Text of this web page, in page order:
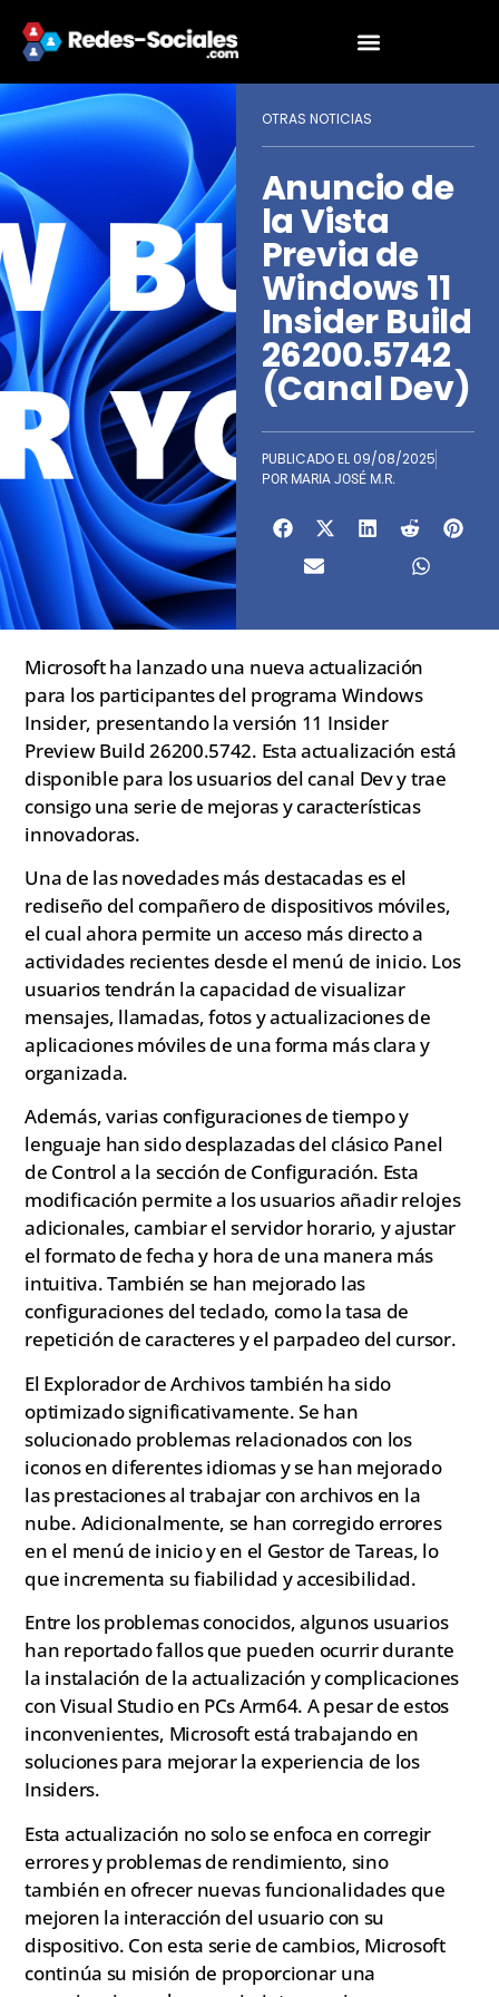
OTRAS NOTICIAS
Anuncio de
la Vista
Previa de
Windows 11
Insider Build
26200.5742
(Canal Dev)
PUBLICADO EL 09/08/2025
POR MARIA JOSÉ M.R.
Microsoft ha lanzado una nueva actualización
para los participantes del programa Windows
Insider, presentando la versión 11 Insider
Preview Build 26200.5742. Esta actualización está
disponible para los usuarios del canal Dev y trae
consigo una serie de mejoras y características
innovadoras.
Una de las novedades más destacadas es el
rediseño del compañero de dispositivos móviles,
el cual ahora permite un acceso más directo a
actividades recientes desde el menú de inicio. Los
usuarios tendrán la capacidad de visualizar
mensajes, llamadas, fotos y actualizaciones de
aplicaciones móviles de una forma más clara y
organizada.
Además, varias configuraciones de tiempo y
lenguaje han sido desplazadas del clásico Panel
de Control a la sección de Configuración. Esta
modificación permite a los usuarios añadir relojes
adicionales, cambiar el servidor horario, y ajustar
el formato de fecha y hora de una manera más
intuitiva. También se han mejorado las
configuraciones del teclado, como la tasa de
repetición de caracteres y el parpadeo del cursor.
El Explorador de Archivos también ha sido
optimizado significativamente. Se han
solucionado problemas relacionados con los
iconos en diferentes idiomas y se han mejorado
las prestaciones al trabajar con archivos en la
nube. Adicionalmente, se han corregido errores
en el menú de inicio y en el Gestor de Tareas, lo
que incrementa su fiabilidad y accesibilidad.
Entre los problemas conocidos, algunos usuarios
han reportado fallos que pueden ocurrir durante
la instalación de la actualización y complicaciones
con Visual Studio en PCs Arm64. A pesar de estos
inconvenientes, Microsoft está trabajando en
soluciones para mejorar la experiencia de los
Insiders.
Esta actualización no solo se enfoca en corregir
errores y problemas de rendimiento, sino
también en ofrecer nuevas funcionalidades que
mejoren la interacción del usuario con su
dispositivo. Con esta serie de cambios, Microsoft
continúa su misión de proporcionar una